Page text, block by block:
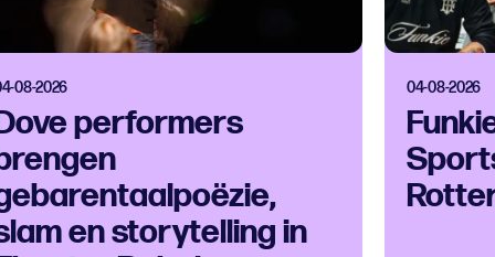
08-2026
performers
en storytelling in
04-08-2026